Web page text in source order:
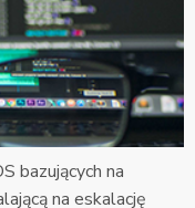
bazujących na
na eskalację